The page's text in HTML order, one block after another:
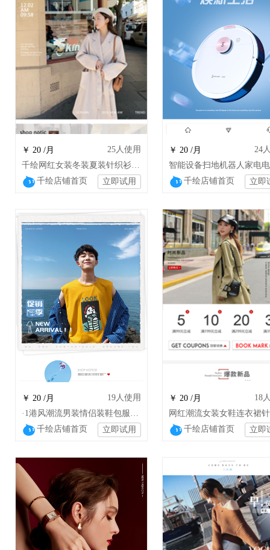
￥ 20 /月 25人使用
千绘网红女装冬装夏装针织衫卫衣裤子美容
千绘店铺首页
立即试用
￥ 20 /月 24
千绘店铺首页 立即
￥ 20 /月 19人使用
·1港风潮流男装情侣装鞋包服装配饰店铺模板
千绘店铺首页
立即试用
￥ 20 /月 18
千绘店铺首页 立即